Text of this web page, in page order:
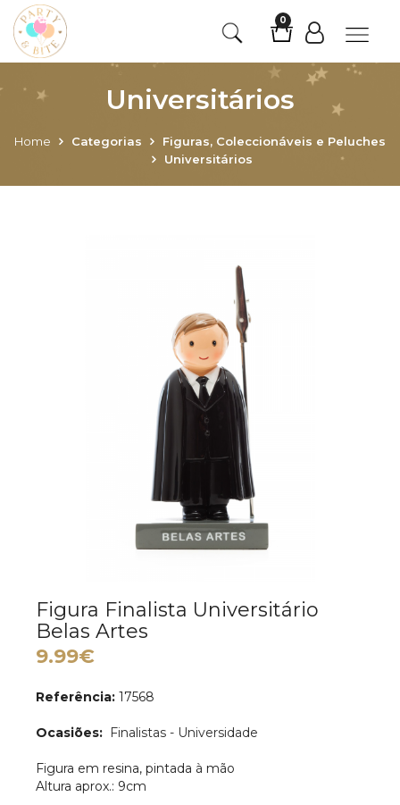
0
Universitários
Home Categorias
Figuras, Coleccionáveis e Peluches
Universitários
Figura Finalista Universitário
Belas Artes
9.99€
Referência: 17568
Ocasiões: Finalistas - Universidade
Figura em resina, pintada à mão
Altura aprox.: 9cm